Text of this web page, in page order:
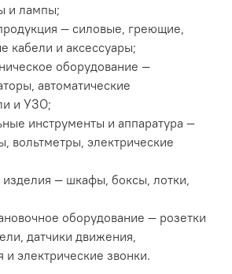
и лампы;
— силовые, греющие,
кабели и аксессуары;
оборудование —
автоматические
и УЗО;
инструменты и аппаратура —
вольтметры, электрические
— шкафы, боксы, лотки,
оборудование — розетки
датчики движения,
и электрические звонки.